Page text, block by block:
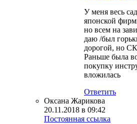
У меня весь
японской
но всем на
даю /был
дорогой, но
Раньше была
покупку
вложилась
Ответить
Оксана Жарикова
20.11.2018 в 09:42
Постоянная ссылка